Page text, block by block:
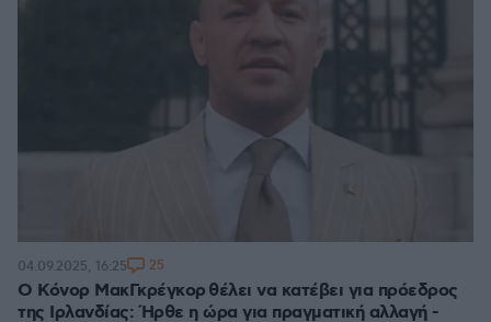
Ο Κόνορ ΜακΓκρέγκορ θέλει να κατέβει για πρόεδρος
της Ιρλανδίας: Ήρθε η ώρα για πραγματική αλλαγή -
04.09.2025, 16:25 25